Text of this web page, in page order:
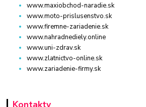
www.maxiobchod-naradie.sk
www.moto-prislusenstvo.sk
www.firemne-zariadenie.sk
www.nahradnediely.online
www.uni-zdrav.sk
www.zlatnictvo-online.sk
www.zariadenie-firmy.sk
Kontakty